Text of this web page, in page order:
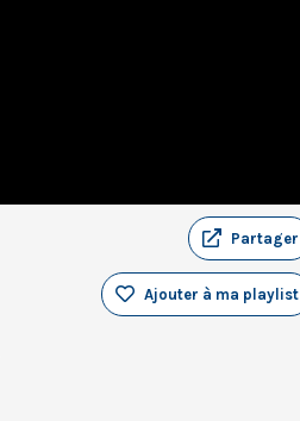
Partager
Ajouter à ma playlist